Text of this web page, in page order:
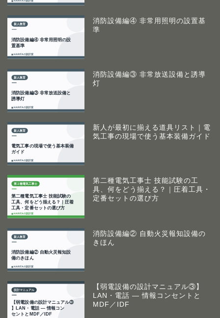
消防設備編④ 非常用照明の設置基
準
消防設備編③ 非常放送設備と誘導
灯
新人が最初に揃える道具リスト｜電
気工事の現場で使う基本装備ガイド
第二種電気工事士 技能試験の工
具、何をどう揃える？｜圧着工具・
定番セットの選び方
消防設備編② 自動火災報知設備の
きほん
【弱電設備の設計マニュアル③】
LAN・電話 ― 情報コンセントと
MDF／IDF